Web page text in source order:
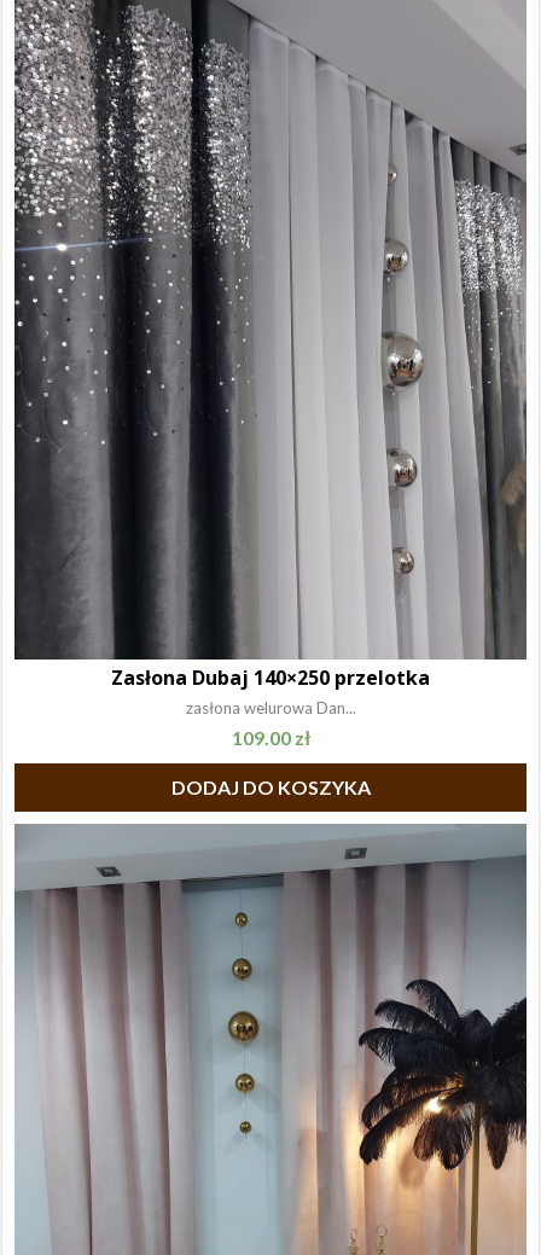
Zasłona Dubaj 140×250 przelotka
zasłona welurowa Dan...
109.00 zł
DODAJ DO KOSZYKA